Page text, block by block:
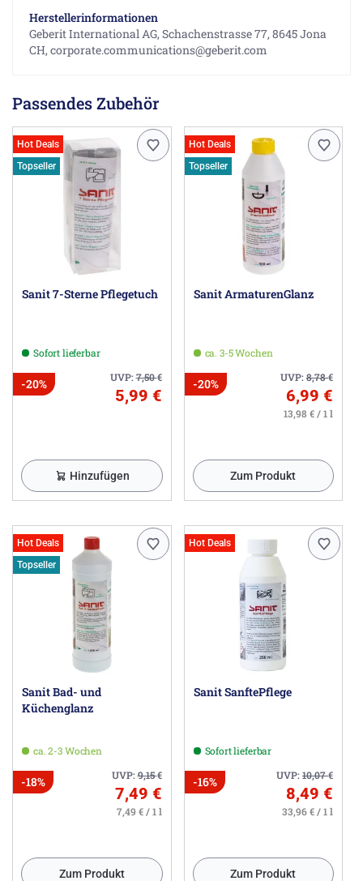
Herstellerinformationen
Geberit International AG, Schachenstrasse 77, 8645 Jona
CH, corporate.communications@geberit.com
Passendes Zubehör
Hot Deals
Topseller
Sanit 7-Sterne Pflegetuch
Sofort lieferbar
UVP:7,50€
-20%
5,99 €
Hinzufügen
Hot Deals
Topseller
Sanit ArmaturenGlanz
ca. 3-5 Wochen
UVP:8,78€
-20%
6,99 €
13,98 € / 1 l
Zum Produkt
Hot Deals
Topseller
Sanit Bad- und
Küchenglanz
ca. 2-3 Wochen
UVP:9,15€
-18%
7,49 €
7,49 € / 1 l
Zum Produkt
Hot Deals
Sanit SanftePflege
Sofort lieferbar
UVP:10,07€
-16%
8,49 €
33,96 € / 1 l
Zum Produkt